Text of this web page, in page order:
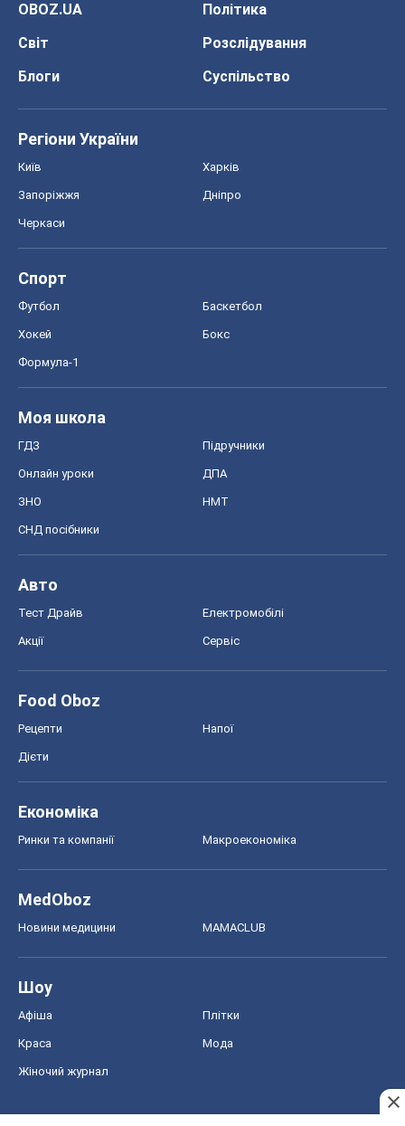
OBOZ.UA
Політика
Світ
Розслідування
Блоги
Суспільство
Регіони України
Київ Харків
Запоріжжя Дніпро
Черкаси
Спорт
Футбол Баскетбол
Хокей Бокс
Формула-1
Моя школа
ГДЗ Підручники
Онлайн уроки ДПА
ЗНО НМТ
СНД посібники
Авто
Тест Драйв Електромобілі
Акції Сервіс
Food Oboz
Рецепти Напої
Дієти
Економіка
Ринки та компанії Макроекономіка
MedOboz
Новини медицини MAMACLUB
Шоу
Афіша Плітки
Краса Мода
Жіночий журнал